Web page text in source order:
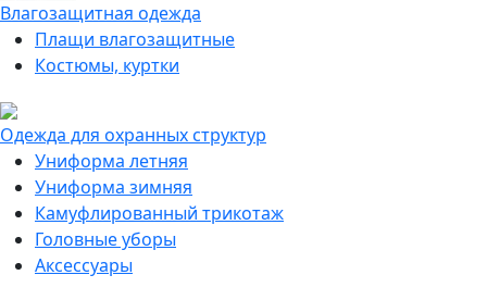
Влагозащитная одежда
Плащи влагозащитные
Костюмы, куртки
Одежда для охранных структур
Униформа летняя
Униформа зимняя
Камуфлированный трикотаж
Головные уборы
Аксессуары